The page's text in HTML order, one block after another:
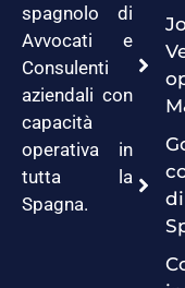
spagnolo di
Avvocati e
Consulenti
aziendali con
capacità
operativa in
tutta la
Spagna.